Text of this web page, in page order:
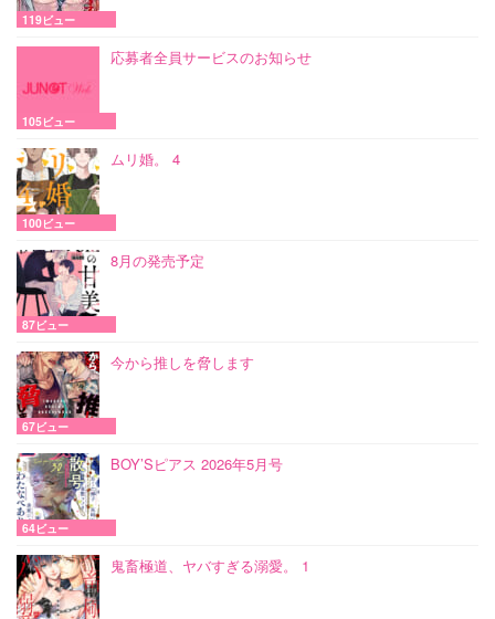
119ビュー
応募者全員サービスのお知らせ
105ビュー
ムリ婚。 4
100ビュー
8月の発売予定
87ビュー
今から推しを脅します
67ビュー
BOY’Sピアス 2026年5月号
64ビュー
鬼畜極道、ヤバすぎる溺愛。 1